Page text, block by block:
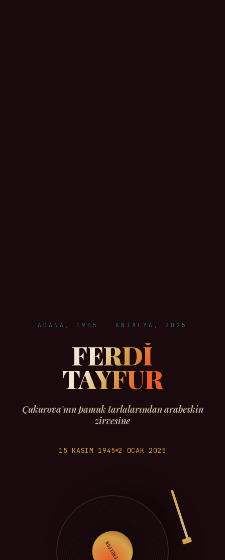
ADANA, 1945 — ANTALYA, 2025
FERDİ
TAYFUR
Çukurova'nın pamuk tarlalarından arabeskin
zirvesine
15 KASIM 1945 2 OCAK 2025